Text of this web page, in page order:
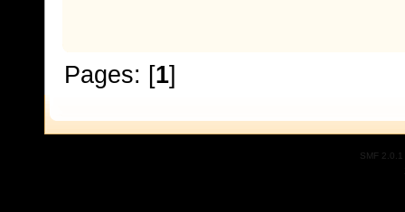
Pages: [1]
SMF 2.0.1